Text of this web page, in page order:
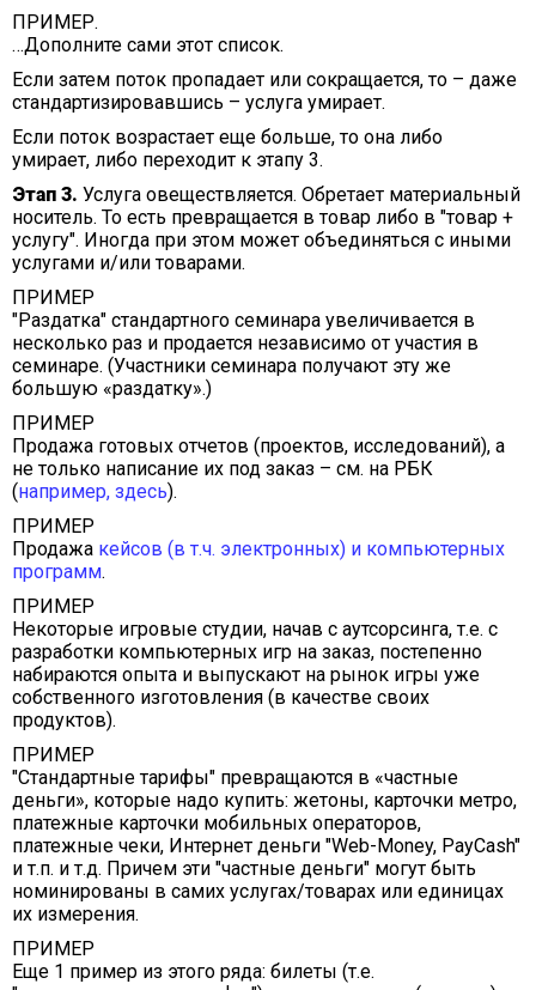
ПРИМЕР.
…Дополните сами этот список.
Если затем поток пропадает или сокращается, то – даже
стандартизировавшись – услуга умирает.
Если поток возрастает еще больше, то она либо
умирает, либо переходит к этапу 3.
Этап 3. Услуга овеществляется. Обретает материальный
носитель. То есть превращается в товар либо в "товар +
услугу". Иногда при этом может объединяться с иными
услугами и/или товарами.
ПРИМЕР
"Раздатка" стандартного семинара увеличивается в
несколько раз и продается независимо от участия в
семинаре. (Участники семинара получают эту же
большую «раздатку».)
ПРИМЕР
Продажа готовых отчетов (проектов, исследований), а
не только написание их под заказ – см. на РБК
(например, здесь).
ПРИМЕР
Продажа кейсов (в т.ч. электронных) и компьютерных
программ.
ПРИМЕР
Некоторые игровые студии, начав с аутсорсинга, т.е. с
разработки компьютерных игр на заказ, постепенно
набираются опыта и выпускают на рынок игры уже
собственного изготовления (в качестве своих
продуктов).
ПРИМЕР
"Стандартные тарифы" превращаются в «частные
деньги», которые надо купить: жетоны, карточки метро,
платежные карточки мобильных операторов,
платежные чеки, Интернет деньги "Web-Money, PayCash"
и т.п. и т.д. Причем эти "частные деньги" могут быть
номинированы в самих услугах/товарах или единицах
их измерения.
ПРИМЕР
Еще 1 пример из этого ряда: билеты (т.е.